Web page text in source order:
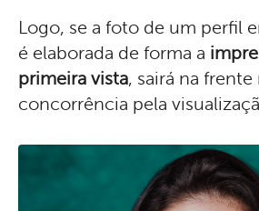
Logo, se a foto de um perfil
é elaborada de forma a
primeira vista, sairá na frente
concorrência pela